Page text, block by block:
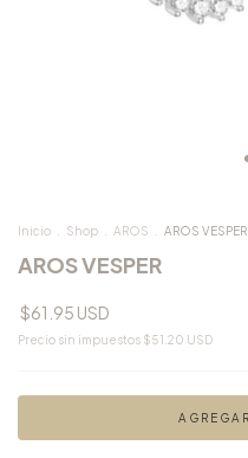
Inicio Shop AROS AROS VESPER
AROS VESPER
$61.95 USD
Precio sin impuestos $51.20 USD